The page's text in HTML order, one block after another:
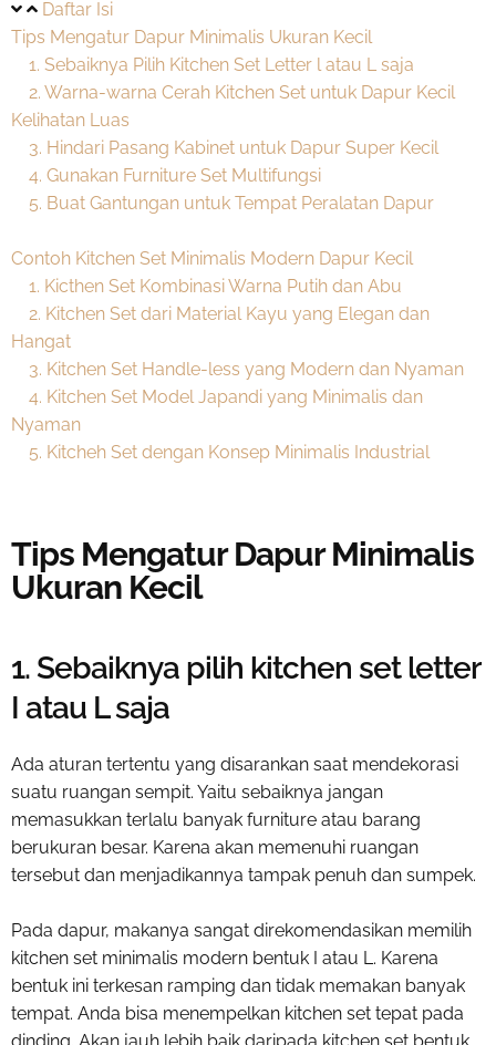
Daftar Isi
Tips Mengatur Dapur Minimalis Ukuran Kecil
1. Sebaiknya Pilih Kitchen Set Letter l atau L saja
2. Warna-warna Cerah Kitchen Set untuk Dapur Kecil
Kelihatan Luas
3. Hindari Pasang Kabinet untuk Dapur Super Kecil
4. Gunakan Furniture Set Multifungsi
5. Buat Gantungan untuk Tempat Peralatan Dapur
Contoh Kitchen Set Minimalis Modern Dapur Kecil
1. Kicthen Set Kombinasi Warna Putih dan Abu
2. Kitchen Set dari Material Kayu yang Elegan dan
Hangat
3. Kitchen Set Handle-less yang Modern dan Nyaman
4. Kitchen Set Model Japandi yang Minimalis dan
Nyaman
5. Kitcheh Set dengan Konsep Minimalis Industrial
Tips Mengatur Dapur Minimalis
Ukuran Kecil
1. Sebaiknya pilih kitchen set letter
I atau L saja
Ada aturan tertentu yang disarankan saat mendekorasi
suatu ruangan sempit. Yaitu sebaiknya jangan
memasukkan terlalu banyak furniture atau barang
berukuran besar. Karena akan memenuhi ruangan
tersebut dan menjadikannya tampak penuh dan sumpek.
Pada dapur, makanya sangat direkomendasikan memilih
kitchen set minimalis modern bentuk I atau L. Karena
bentuk ini terkesan ramping dan tidak memakan banyak
tempat. Anda bisa menempelkan kitchen set tepat pada